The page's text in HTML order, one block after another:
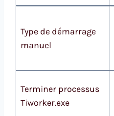
Type de démarrage
manuel
Terminer processus
Tiworker.exe